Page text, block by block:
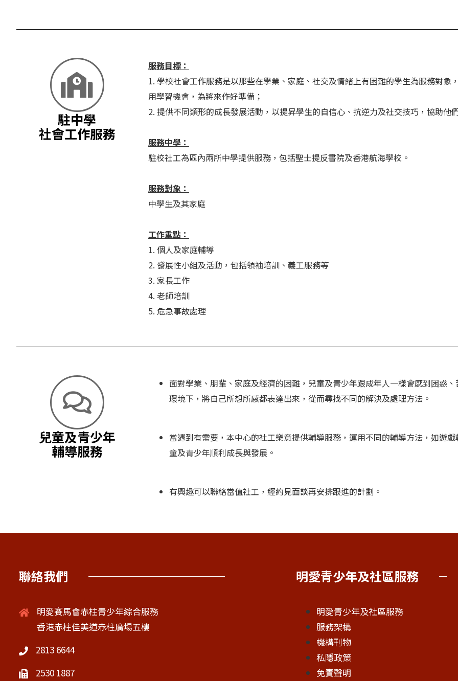
駐中學
社會工作服務
服務目標：
1. 學校社會工作服務是以那些在學業、家庭、社交及情緒上有困難的學生為服務對
用學習機會，為將來作好準備；
2. 提供不同類形的成長發展活動，以提昇學生的自信心、抗逆力及社交技巧，協助他
服務中學：
駐校社工為區內兩所中學提供服務，包括聖士提反書院及香港航海學校。
服務對象：
中學生及其家庭
工作重點：
1. 個人及家庭輔導
2. 發展性小組及活動，包括領袖培訓、義工服務等
3. 家長工作
4. 老師培訓
5. 危急事故處理
兒童及青少年
輔導服務
面對學業、朋輩、家庭及經濟的困難，兒童及青少年跟成年人一樣會感到困惑
環境下，將自己所想所感都表達出來，從而尋找不同的解決及處理方法。
當遇到有需要，本中心的社工樂意提供輔導服務，運用不同的輔導方法，如遊
童及青少年順利成長與發展。
有興趣可以聯絡當值社工，經約見面談再安排跟進的計劃。
聯絡我們
明愛賽馬會赤柱青少年綜合服務
香港赤柱佳美道赤柱廣場五樓
2813 6644
2530 1887
明愛青少年及社區服務
明愛青少年及社區服務
服務架構
機構刊物
私隱政策
免責聲明